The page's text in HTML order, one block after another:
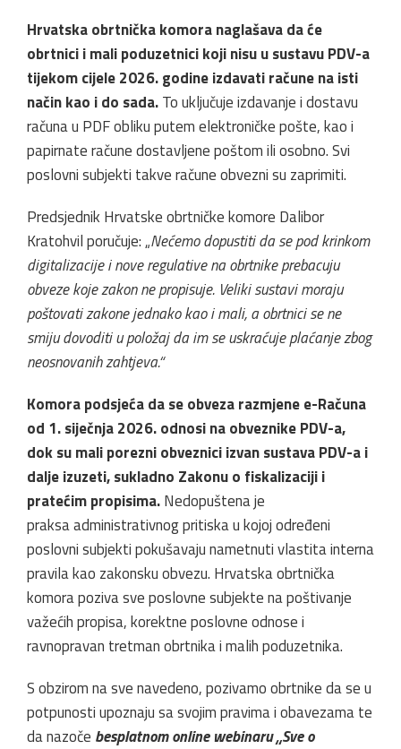
Hrvatska obrtnička komora naglašava da će
obrtnici i mali poduzetnici koji nisu u sustavu PDV-a
tijekom cijele 2026. godine izdavati račune na isti
način kao i do sada.To uključuje izdavanje i dostavu
računa u PDF obliku putem elektroničke pošte, kao i
papirnate račune dostavljene poštom ili osobno. Svi
poslovni subjekti takve račune obvezni su zaprimiti.
Predsjednik Hrvatske obrtničke komore Dalibor
Kratohvil poručuje: „Nećemo dopustiti da se pod krinkom
digitalizacije i nove regulative na obrtnike prebacuju
obveze koje zakon ne propisuje. Veliki sustavi moraju
poštovati zakone jednako kao i mali, a obrtnici se ne
smiju dovoditi u položaj da im se uskraćuje plaćanje zbog
neosnovanih zahtjeva.“
Komora podsjeća da se obveza razmjene e-Računa
od 1. siječnja 2026. odnosi na obveznike PDV-a,
dok su mali porezni obveznici izvan sustava PDV-a i
dalje izuzeti, sukladno Zakonu o fiskalizaciji i
pratećim propisima.Nedopuštena je
praksa administrativnog pritiska u kojoj određeni
poslovni subjekti pokušavaju nametnuti vlastita interna
pravila kao zakonsku obvezu. Hrvatska obrtnička
komora poziva sve poslovne subjekte na poštivanje
važećih propisa, korektne poslovne odnose i
ravnopravan tretman obrtnika i malih poduzetnika.
S obzirom na sve navedeno, pozivamo obrtnike da se u
potpunosti upoznaju sa svojim pravima i obavezama te
da nazoče besplatnom online webinaru „Sve o